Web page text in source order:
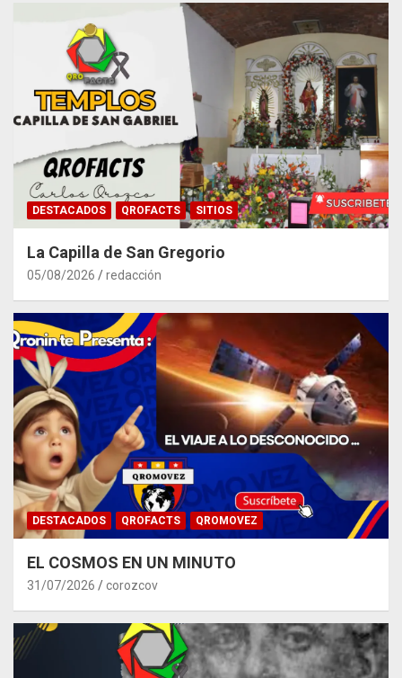
DESTACADOS QROFACTS SITIOS
La Capilla de San Gregorio
05/08/2026 redacción
DESTACADOS QROFACTS QROMOVEZ
EL COSMOS EN UN MINUTO
31/07/2026 corozcov